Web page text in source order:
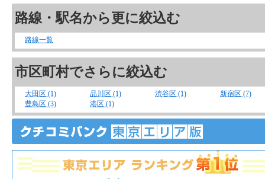
路線・駅名から更に絞込む
路線一覧
市区町村でさらに絞込む
大田区 (1) 品川区 (1) 渋谷区 (1)
新宿区 (7)
豊島区 (3)
港区 (1)